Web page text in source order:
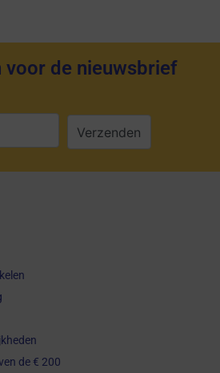
voor de nieuwsbrief
de € 200